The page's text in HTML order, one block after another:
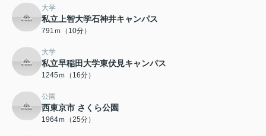
大学
私立上智大学石神井キャンパス
791ｍ（10分）
大学
私立早稲田大学東伏見キャンパス
1245ｍ（16分）
公園
西東京市 さくら公園
1964ｍ（25分）